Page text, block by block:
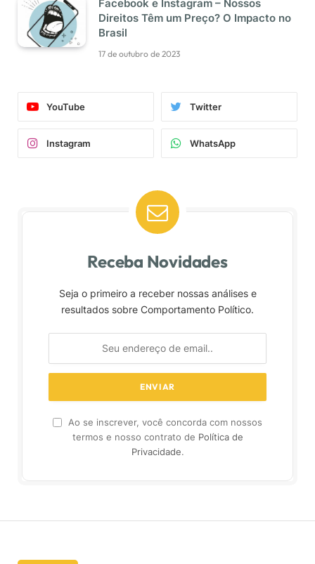
Facebook e Instagram – Nossos
Direitos Têm um Preço? O Impacto no
Brasil
17 de outubro de 2023
YouTube Twitter
Instagram WhatsApp
Receba Novidades
Seja o primeiro a receber nossas análises e
resultados sobre Comportamento Político.
Ao se inscrever, você concorda com nossos
termos e nosso contrato de Política de
Privacidade.